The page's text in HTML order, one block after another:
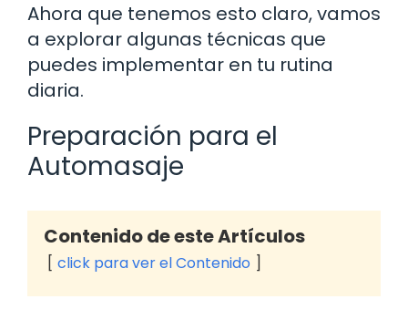
Ahora que tenemos esto claro, vamos
a explorar algunas técnicas que
puedes implementar en tu rutina
diaria.
Preparación para el
Automasaje
Contenido de este Artículos
click para ver el Contenido